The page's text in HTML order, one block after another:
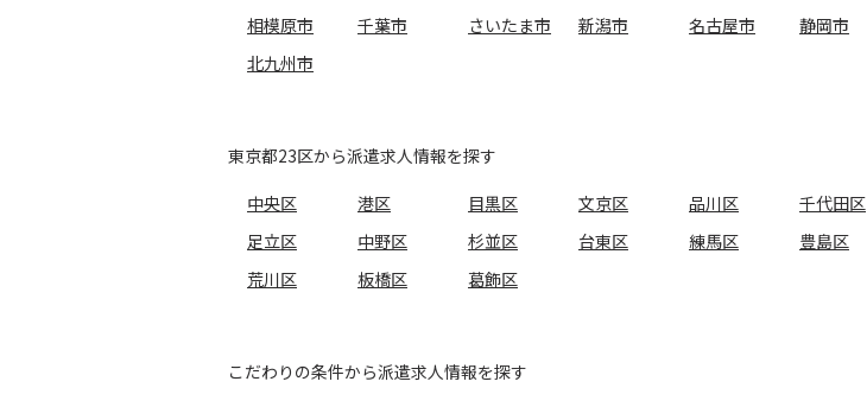
相模原市
千葉市 さいたま市 新潟市 名古屋市 静岡市
北九州市
東京都23区から派遣求人情報を探す
中央区
港区 目黒区 文京区 品川区 千代田区
足立区
中野区 杉並区 台東区 練馬区 豊島区
荒川区
板橋区 葛飾区
こだわりの条件から派遣求人情報を探す